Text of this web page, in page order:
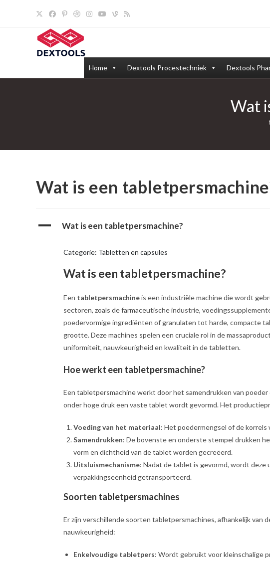
Home Dextools Procestechniek Dextools
Wat
Wat is een
A Wat is een tabletpersmachine?
Categorie: Tabletten en capsules
Wat is een tabletpersmachine?
Een tabletpersmachineis een industriële machine die wordt
sectoren, zoals de farmaceutische industrie,
poedervormige ingrediënten of granulaten tot harde, compacte
grootte. Deze machines spelen een cruciale rol in de
uniformiteit, nauwkeurigheid en kwaliteit in de tabletten.
Hoe werkt een tabletpersmachine?
Een tabletpersmachine werkt door het samendrukken van
onder hoge druk een vaste tablet wordt gevormd. Het
Voeding van het materiaal: Het poedermengsel of de
Samendrukken: De bovenste en onderste stempel drukken
vorm en dichtheid van de tablet worden gecreëerd.
Uitsluismechanisme: Nadat de tablet is gevormd, wordt
verpakkingseenheid getransporteerd.
Soorten tabletpersmachines
Er zijn verschillende soorten tabletpersmachines, afhankelijk van
nauwkeurigheid:
Enkelvoudige tabletpers: Wordt gebruikt voor kleinschalige